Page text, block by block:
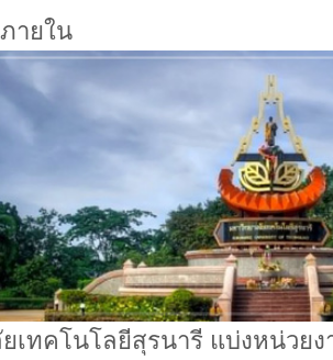
ายใน
เทคโนโลยีสุรนารี แบ่งหน่วย